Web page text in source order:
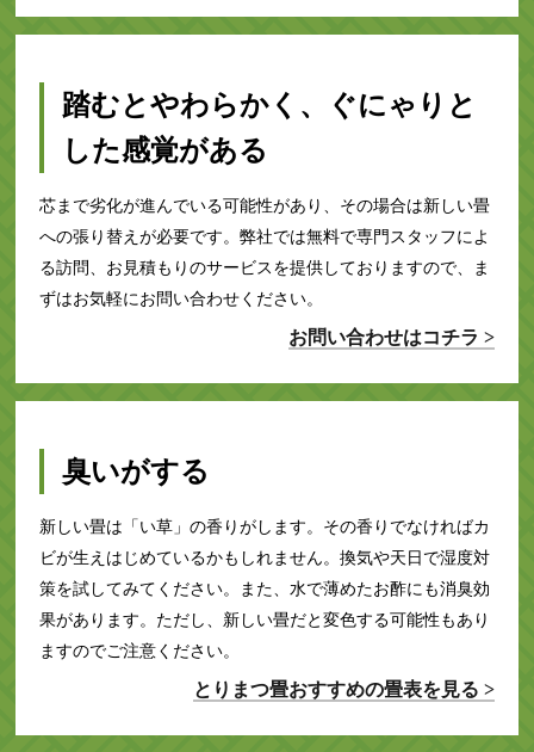
踏むとやわらかく、ぐにゃりと
した感覚がある
芯まで劣化が進んでいる可能性があり、その場合は新しい畳
への張り替えが必要です。弊社では無料で専門スタッフによ
る訪問、お見積もりのサービスを提供しておりますので、ま
ずはお気軽にお問い合わせください。
お問い合わせはコチラ >
臭いがする
新しい畳は「い草」の香りがします。その香りでなければカ
ビが生えはじめているかもしれません。換気や天日で湿度対
策を試してみてください。また、水で薄めたお酢にも消臭効
果があります。ただし、新しい畳だと変色する可能性もあり
ますのでご注意ください。
とりまつ畳おすすめの畳表を見る >